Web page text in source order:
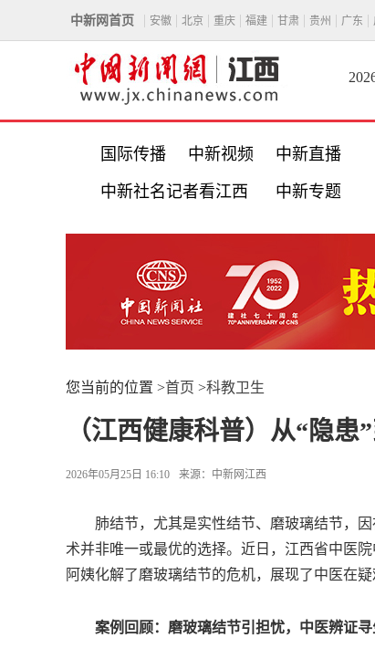
中新网首页 安徽 北京 重庆 福建 甘肃 贵州 广东
国际传播 中新视频 中新直播
中新社名记者看江西 中新专题
您当前的位置 >首页 >科教卫生
（江西健康科普）从“隐
2026年05月25日 16:10 来源： 中新网江西
肺结节，尤其是实性结节、磨玻璃结节，因
术并非唯一或最优的选择。近日，江西省中医
阿姨化解了磨玻璃结节的危机，展现了中医在
案例回顾：磨玻璃结节引担忧，中医辨证寻